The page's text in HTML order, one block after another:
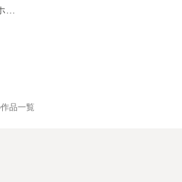
品一覧